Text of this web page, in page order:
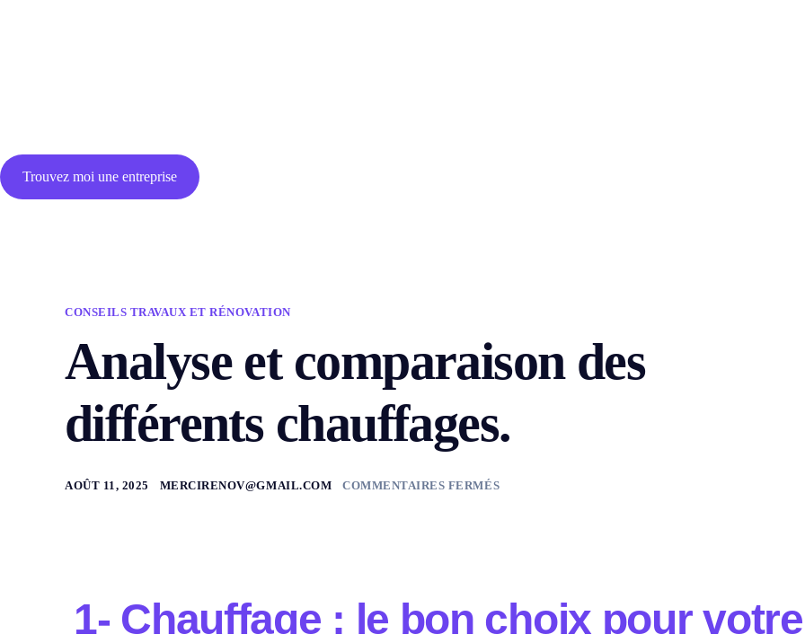
Trouvez moi une entreprise
CONSEILS TRAVAUX ET RÉNOVATION
Analyse et comparaison des
différents chauffages.
AOÛT 11, 2025 MERCIRENOV@GMAIL.COM COMMENTAIRES FERMÉS
1- Chauffage : le bon choix pour votre